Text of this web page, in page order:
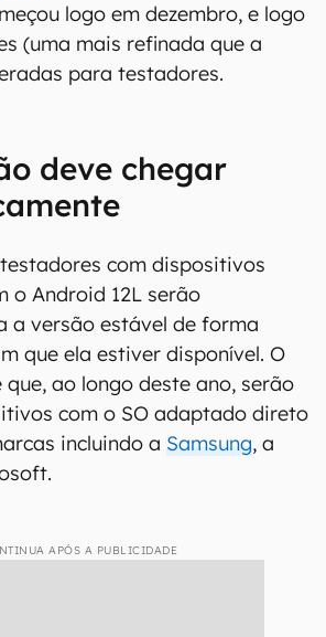
logo em dezembro, e logo
(uma mais refinada que a
para testadores.
deve chegar
com dispositivos
o Android 12L serão
a versão estável de forma
que ela estiver disponível. O
ao longo deste ano, serão
com o SO adaptado direto
incluindo a Samsung, a
APÓS A PUBLICIDADE